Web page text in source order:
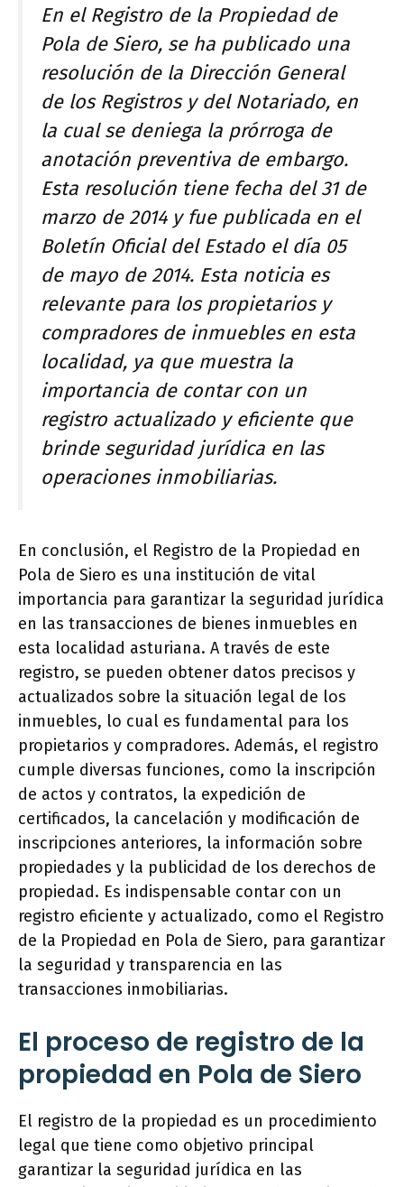
En el Registro de la Propiedad de
Pola de Siero, se ha publicado una
resolución de la Dirección General
de los Registros y del Notariado, en
la cual se deniega la prórroga de
anotación preventiva de embargo.
Esta resolución tiene fecha del 31 de
marzo de 2014 y fue publicada en el
Boletín Oficial del Estado el día 05
de mayo de 2014. Esta noticia es
relevante para los propietarios y
compradores de inmuebles en esta
localidad, ya que muestra la
importancia de contar con un
registro actualizado y eficiente que
brinde seguridad jurídica en las
operaciones inmobiliarias.
En conclusión, el Registro de la Propiedad en
Pola de Siero es una institución de vital
importancia para garantizar la seguridad jurídica
en las transacciones de bienes inmuebles en
esta localidad asturiana. A través de este
registro, se pueden obtener datos precisos y
actualizados sobre la situación legal de los
inmuebles, lo cual es fundamental para los
propietarios y compradores. Además, el registro
cumple diversas funciones, como la inscripción
de actos y contratos, la expedición de
certificados, la cancelación y modificación de
inscripciones anteriores, la información sobre
propiedades y la publicidad de los derechos de
propiedad. Es indispensable contar con un
registro eficiente y actualizado, como el Registro
de la Propiedad en Pola de Siero, para garantizar
la seguridad y transparencia en las
transacciones inmobiliarias.
El proceso de registro de la
propiedad en Pola de Siero
El registro de la propiedad es un procedimiento
legal que tiene como objetivo principal
garantizar la seguridad jurídica en las